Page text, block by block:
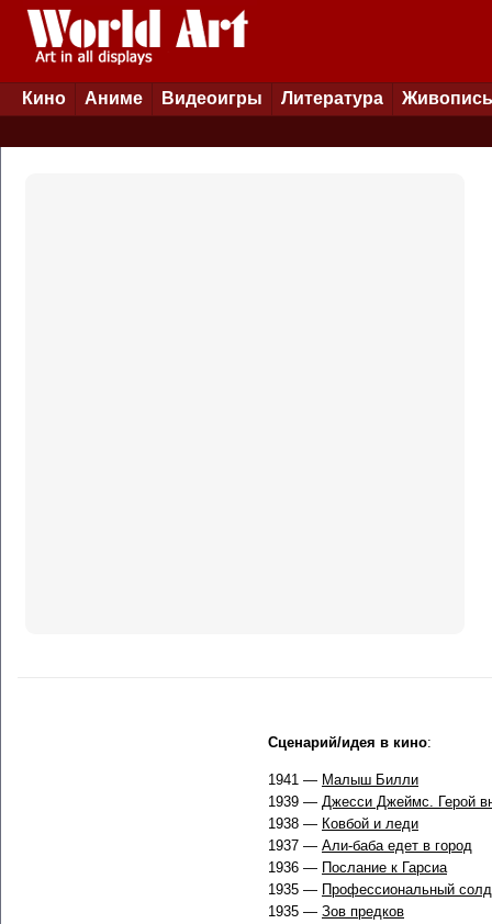
Кино Аниме Видеоигры Литература Живопись
Сценарий/идея в кино:
1941 — Малыш Билли
1939 — Джесси Джеймс. Герой
1938 — Ковбой и леди
1937 — Али-баба едет в город
1936 — Послание к Гарсиа
1935 — Профессиональный
1935 — Зов предков